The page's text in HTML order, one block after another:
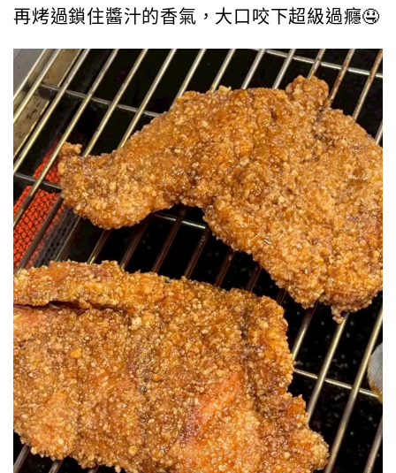
再烤過鎖住醬汁的香氣，大口咬下超級過癮🤤